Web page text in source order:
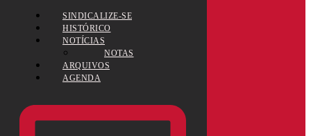
SINDICALIZE-SE
HISTÓRICO
NOTÍCIAS
NOTAS
ARQUIVOS
AGENDA